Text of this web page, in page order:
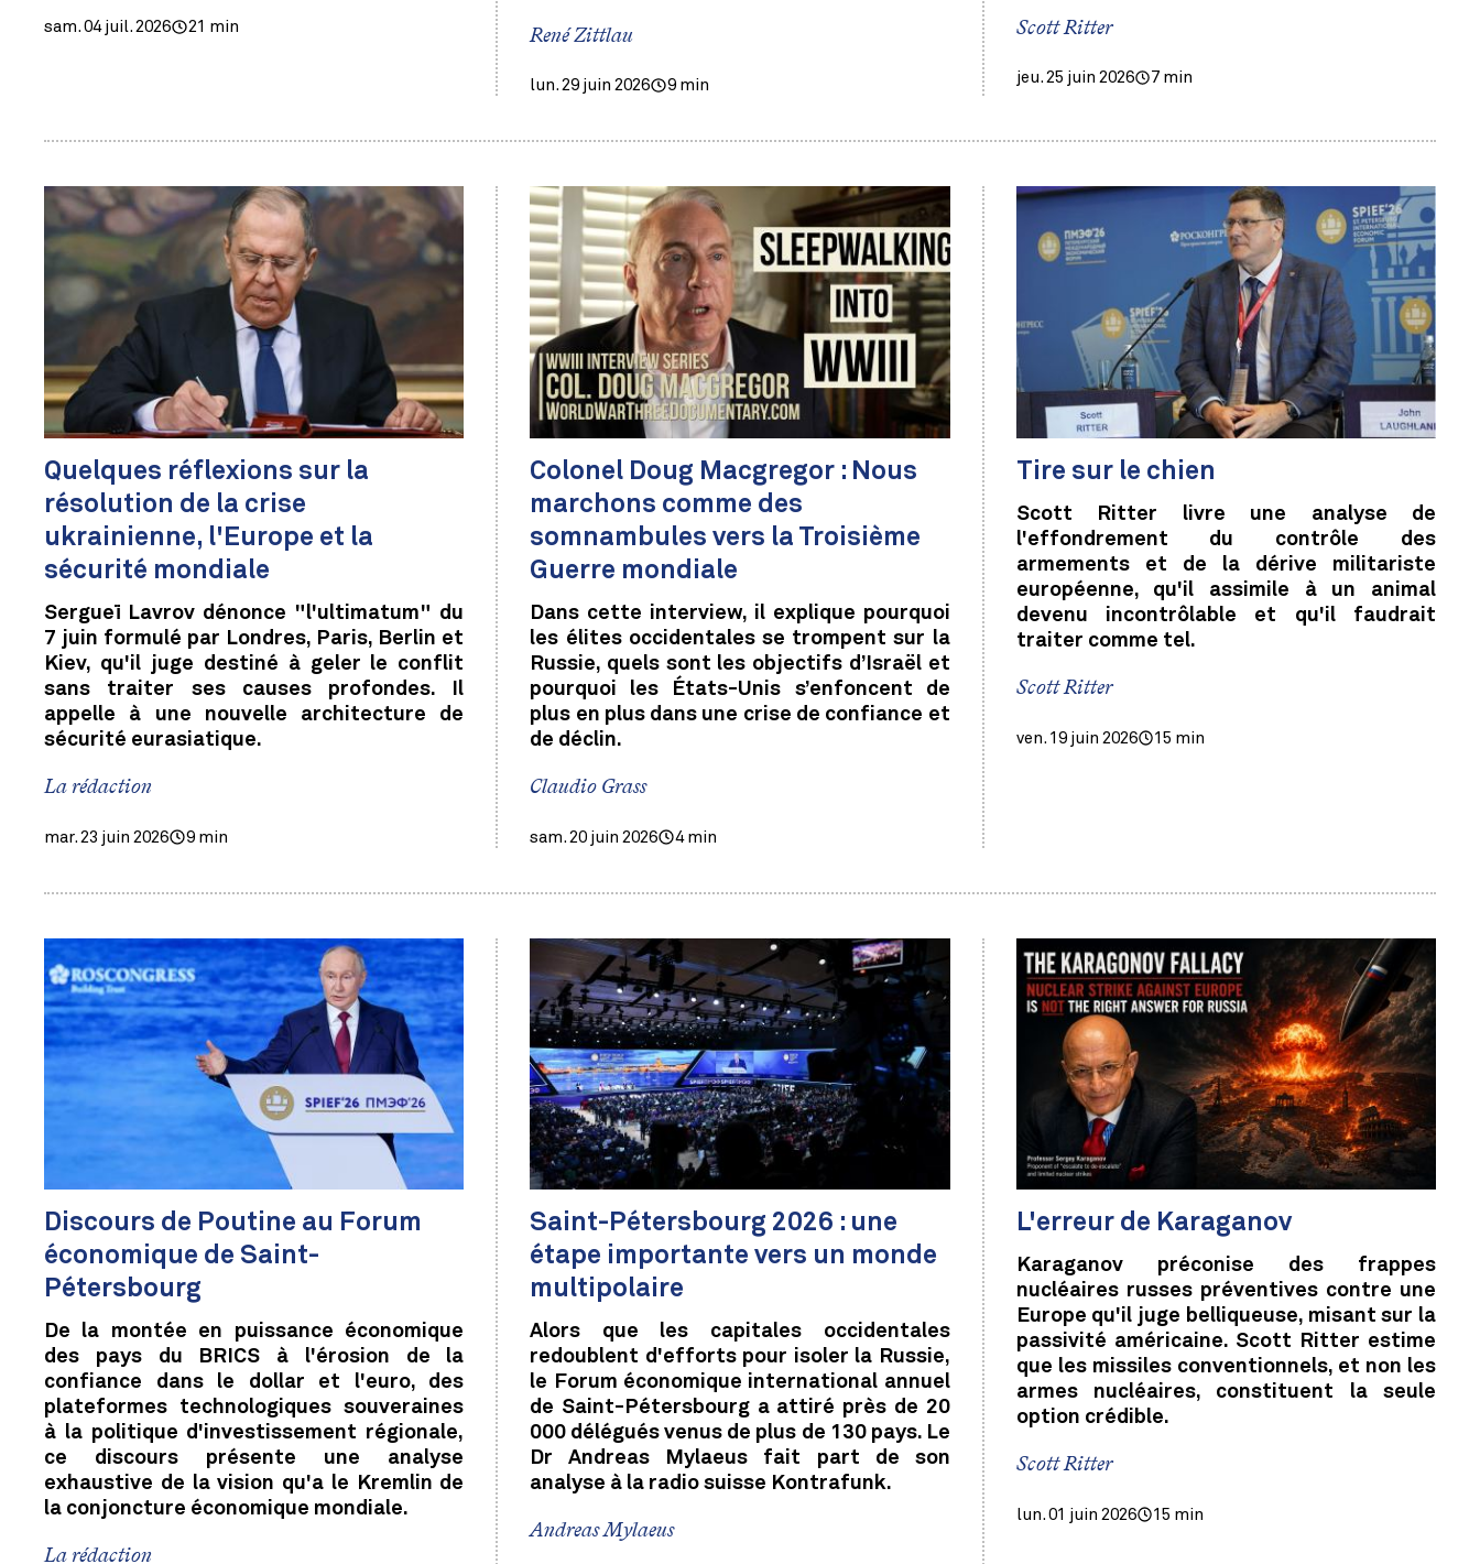
sam. 04 juil. 2026 21 min René Zittlau
lun. 29 juin 2026 9 min
Scott Ritter
jeu. 25 juin 2026 7 min
Quelques réflexions sur la
résolution de la crise
ukrainienne, l'Europe et la
sécurité mondiale
Sergueï Lavrov dénonce "l'ultimatum" du
7 juin formulé par Londres, Paris, Berlin et
Kiev, qu'il juge destiné à geler le conflit
sans traiter ses causes profondes. Il
appelle à une nouvelle architecture de
sécurité eurasiatique.
La rédaction
mar. 23 juin 2026 9 min
Colonel Doug Macgregor : Nous
marchons comme des
somnambules vers la Troisième
Guerre mondiale
Dans cette interview, il explique pourquoi
les élites occidentales se trompent sur la
Russie, quels sont les objectifs d’Israël et
pourquoi les États-Unis s’enfoncent de
plus en plus dans une crise de confiance et
de déclin.
Claudio Grass
sam. 20 juin 2026 4 min
Tire sur le chien
Scott Ritter livre une analyse de
l'effondrement du contrôle des
armements et de la dérive militariste
européenne, qu'il assimile à un animal
devenu incontrôlable et qu'il faudrait
traiter comme tel.
Scott Ritter
ven. 19 juin 2026 15 min
Discours de Poutine au Forum
économique de Saint-
Pétersbourg
De la montée en puissance économique
des pays du BRICS à l'érosion de la
confiance dans le dollar et l'euro, des
plateformes technologiques souveraines
à la politique d'investissement régionale,
ce discours présente une analyse
exhaustive de la vision qu'a le Kremlin de
la conjoncture économique mondiale.
La rédaction
Saint-Pétersbourg 2026 : une
étape importante vers un monde
multipolaire
Alors que les capitales occidentales
redoublent d'efforts pour isoler la Russie,
le Forum économique international annuel
de Saint-Pétersbourg a attiré près de 20
000 délégués venus de plus de 130 pays. Le
Dr Andreas Mylaeus fait part de son
analyse à la radio suisse Kontrafunk.
Andreas Mylaeus
L'erreur de Karaganov
Karaganov préconise des frappes
nucléaires russes préventives contre une
Europe qu'il juge belliqueuse, misant sur la
passivité américaine. Scott Ritter estime
que les missiles conventionnels, et non les
armes nucléaires, constituent la seule
option crédible.
Scott Ritter
lun. 01 juin 2026 15 min